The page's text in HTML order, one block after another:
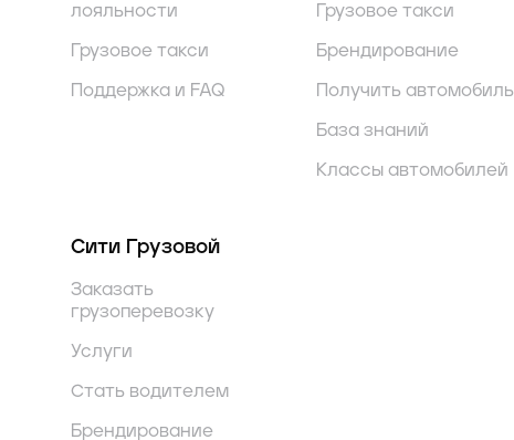
лояльности
Грузовое такси
Поддержка и FAQ
Грузовое такси
Брендирование
Получить автомобиль
База знаний
Классы автомобилей
Сити Грузовой
Заказать
грузоперевозку
Услуги
Стать водителем
Брендирование